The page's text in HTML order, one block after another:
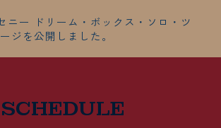
ニー ドリーム・ボックス・ソロ・ツ
ジを公開しました。
SCHEDULE